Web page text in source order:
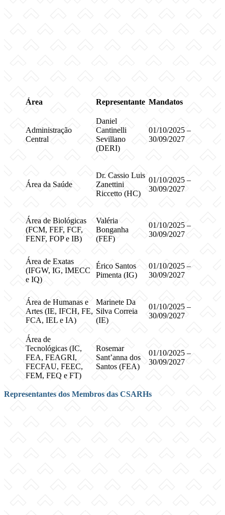
Área Representante Mandatos
Administração
Central
Daniel
Cantinelli
Sevillano
(DERI)
01/10/2025 –
30/09/2027
Área da Saúde
Dr. Cassio Luis
Zanettini
Riccetto (HC)
01/10/2025 –
30/09/2027
Área de Biológicas
(FCM, FEF, FCF,
FENF, FOP e IB)
Valéria
Bonganha
(FEF)
01/10/2025 –
30/09/2027
Área de Exatas
(IFGW, IG, IMECC
e IQ)
Érico Santos
Pimenta (IG)
01/10/2025 –
30/09/2027
Área de Humanas e
Artes (IE, IFCH, FE,
FCA, IEL e IA)
Marinete Da
Silva Correia
(IE)
01/10/2025 –
30/09/2027
Área de
Tecnológicas (IC,
FEA, FEAGRI,
FECFAU, FEEC,
FEM, FEQ e FT)
Rosemar
Sant’anna dos
Santos (FEA)
01/10/2025 –
30/09/2027
Representantes dos Membros das CSARHs